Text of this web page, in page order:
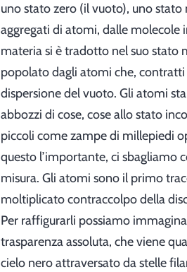
uno stato zero (il vuoto), uno
aggregati di atomi, dalle molecole
materia si è tradotto nel suo
popolato dagli atomi che, contratti
dispersione del vuoto. Gli atomi
abbozzi di cose, cose allo stato
piccoli come zampe di millepiedi
questo l’importante, ci sbagliamo
misura. Gli atomi sono il primo
moltiplicato contraccolpo della
Per raffigurarli possiamo
trasparenza assoluta, che viene
cielo nero attraversato da stelle